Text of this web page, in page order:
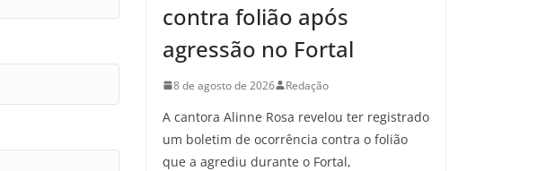
contra folião após
agressão no Fortal
8 de agosto de 2026 Redação
A cantora Alinne Rosa revelou ter registrado
um boletim de ocorrência contra o folião
que a agrediu durante o Fortal,